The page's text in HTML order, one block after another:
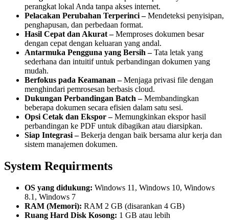
perangkat lokal Anda tanpa akses internet.
Pelacakan Perubahan Terperinci –Mendeteksi penyisipan,
penghapusan, dan perbedaan format.
Hasil Cepat dan Akurat –Memproses dokumen besar
dengan cepat dengan keluaran yang andal.
Antarmuka Pengguna yang Bersih –Tata letak yang
sederhana dan intuitif untuk perbandingan dokumen yang
mudah.
Berfokus pada Keamanan –Menjaga privasi file dengan
menghindari pemrosesan berbasis cloud.
Dukungan Perbandingan Batch –Membandingkan
beberapa dokumen secara efisien dalam satu sesi.
Opsi Cetak dan Ekspor –Memungkinkan ekspor hasil
perbandingan ke PDF untuk dibagikan atau diarsipkan.
Siap Integrasi –Bekerja dengan baik bersama alur kerja dan
sistem manajemen dokumen.
System Requirments
OS yang didukung: Windows 11, Windows 10, Windows
8.1, Windows 7
RAM (Memori): RAM 2 GB (disarankan 4 GB)
Ruang Hard Disk Kosong: 1 GB atau lebih